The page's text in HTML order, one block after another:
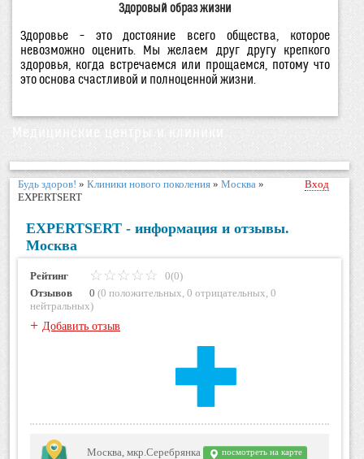
Здоровый образ жизни
Здоровье – это достояние всего общества, которое
невозможно оценить. Мы желаем друг другу крепкого
здоровья, когда встречаемся или прощаемся, потому что
это основа счастливой и полноценной жизни.
Медицинские центры и клиники
Будь здоров! » Клиники нового поколения » Москва »
EXPERTSERT
Вход
EXPERTSERT - информация и отзывы.
Москва
Рейтинг
0(0)
Отзывов
0 (0 положительных, 0 отрицательных, 0
нейтральных)
+ Добавить отзыв
Москва, мкр.Серебрянка посмотреть на карте